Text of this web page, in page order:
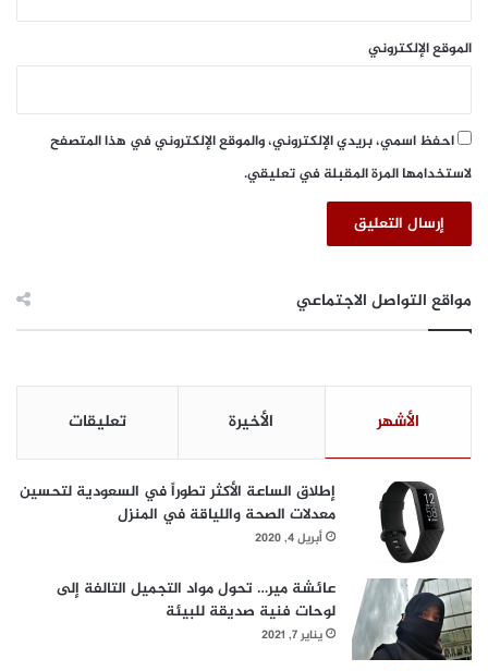
و
ر
ي
ق
ي
الموقع الإلكتروني
احفظ اسمي، بريدي الإلكتروني، والموقع الإلكتروني في هذا المتصفح
لاستخدامها المرة المقبلة في تعليقي.
مواقع التواصل الاجتماعي
الأشهر الأخيرة تعليقات
إطلاق الساعة الأكثر تطوراً في السعودية لتحسين
معدلات الصحة واللياقة في المنزل
أبريل 4, 2020
عائشة مير… تحول مواد التجميل التالفة إلى
لوحات فنية صديقة للبيئة
يناير 7, 2021